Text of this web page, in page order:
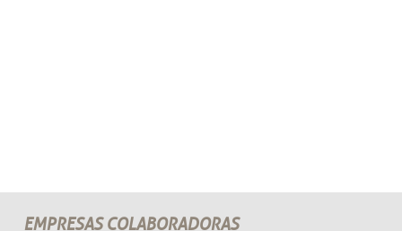
EMPRESAS COLABORADORAS